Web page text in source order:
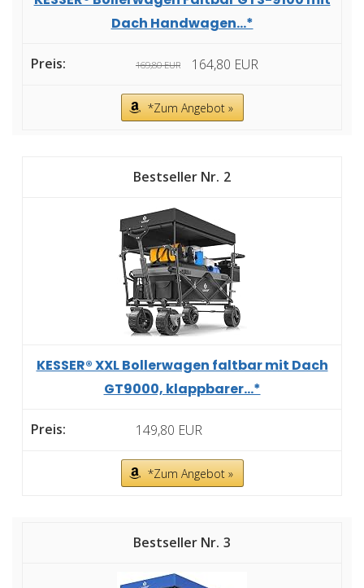
Dach Handwagen...*
169,80 EUR 164,80 EUR
*Zum Angebot »
2
KESSER® XXL Bollerwagen faltbar mit Dach
GT9000, klappbarer...*
149,80 EUR
*Zum Angebot »
3